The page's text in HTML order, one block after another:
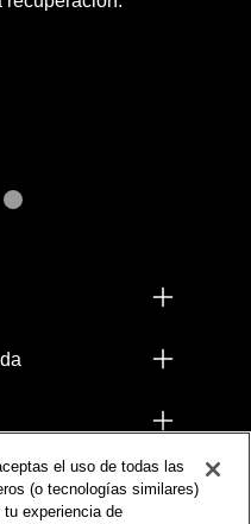
el uso de todas las
(o tecnologías similares)
experiencia de